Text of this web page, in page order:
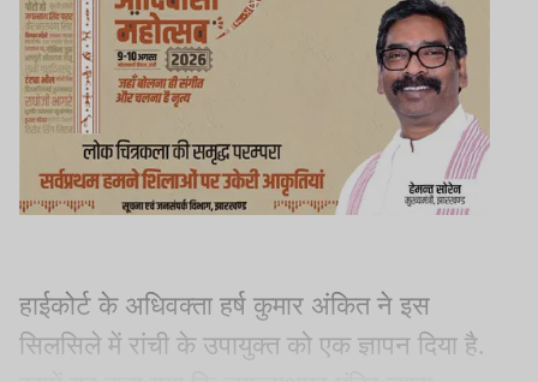
हाईकोर्ट के अधिवक्ता हर्ष कुमार अंकित ने इस
सिलसिले में रांची के उपायुक्त को एक ज्ञापन दिया है.